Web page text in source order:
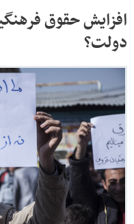
افزایش حقوق
دولت؟